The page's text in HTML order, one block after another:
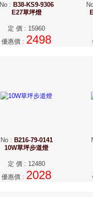
No: B38-KS9-9306
E27草坪燈
定 價 : 15960
優惠價 : 2498
No: B216-79-0141
10W草坪步道燈
定 價 : 12480
優惠價 : 2028